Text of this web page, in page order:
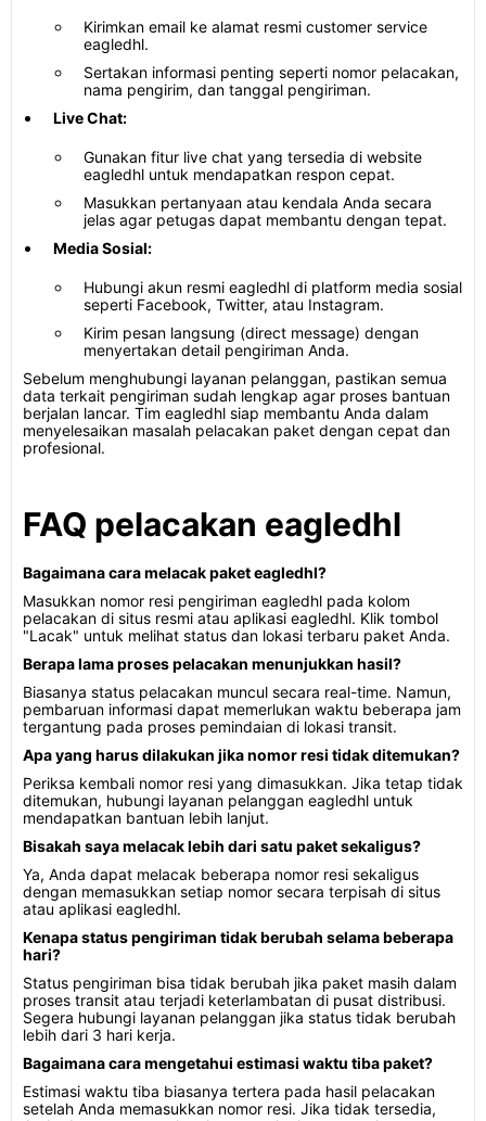
Kirimkan email ke alamat resmi customer service
eagledhl.
Sertakan informasi penting seperti nomor pelacakan,
nama pengirim, dan tanggal pengiriman.
Live Chat:
Gunakan fitur live chat yang tersedia di website
eagledhl untuk mendapatkan respon cepat.
Masukkan pertanyaan atau kendala Anda secara
jelas agar petugas dapat membantu dengan tepat.
Media Sosial:
Hubungi akun resmi eagledhl di platform media sosial
seperti Facebook, Twitter, atau Instagram.
Kirim pesan langsung (direct message) dengan
menyertakan detail pengiriman Anda.
Sebelum menghubungi layanan pelanggan, pastikan semua
data terkait pengiriman sudah lengkap agar proses bantuan
berjalan lancar. Tim eagledhl siap membantu Anda dalam
menyelesaikan masalah pelacakan paket dengan cepat dan
profesional.
FAQ pelacakan eagledhl
Bagaimana cara melacak paket eagledhl?
Masukkan nomor resi pengiriman eagledhl pada kolom
pelacakan di situs resmi atau aplikasi eagledhl. Klik tombol
"Lacak" untuk melihat status dan lokasi terbaru paket Anda.
Berapa lama proses pelacakan menunjukkan hasil?
Biasanya status pelacakan muncul secara real-time. Namun,
pembaruan informasi dapat memerlukan waktu beberapa jam
tergantung pada proses pemindaian di lokasi transit.
Apa yang harus dilakukan jika nomor resi tidak ditemukan?
Periksa kembali nomor resi yang dimasukkan. Jika tetap tidak
ditemukan, hubungi layanan pelanggan eagledhl untuk
mendapatkan bantuan lebih lanjut.
Bisakah saya melacak lebih dari satu paket sekaligus?
Ya, Anda dapat melacak beberapa nomor resi sekaligus
dengan memasukkan setiap nomor secara terpisah di situs
atau aplikasi eagledhl.
Kenapa status pengiriman tidak berubah selama beberapa
hari?
Status pengiriman bisa tidak berubah jika paket masih dalam
proses transit atau terjadi keterlambatan di pusat distribusi.
Segera hubungi layanan pelanggan jika status tidak berubah
lebih dari 3 hari kerja.
Bagaimana cara mengetahui estimasi waktu tiba paket?
Estimasi waktu tiba biasanya tertera pada hasil pelacakan
setelah Anda memasukkan nomor resi. Jika tidak tersedia,